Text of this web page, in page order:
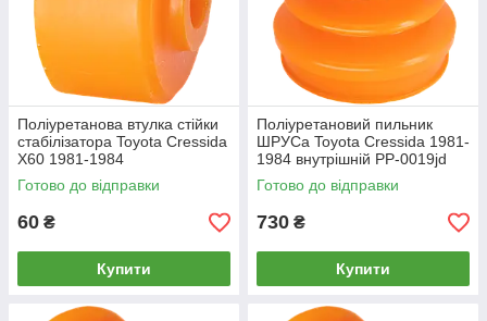
Поліуретанова втулка стійки
стабілізатора Toyota Cressida
X60 1981-1984
Готово до відправки
60 ₴
Купити
Поліуретановий пильник
ШРУСа Toyota Cressida 1981-
1984 внутрішній PP-0019jd
Готово до відправки
730 ₴
Купити